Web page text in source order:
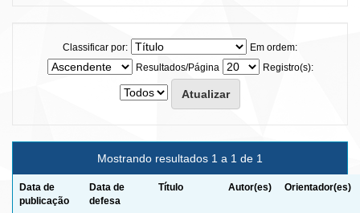
Classificar por:
Em ordem:
Resultados/Página
Registro(s):
Mostrando resultados 1 a 1 de 1
Data de
publicação
Data de
defesa
Título Autor(es) Orientador(es)